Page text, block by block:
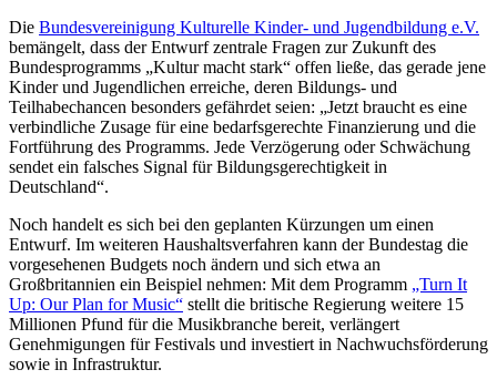
Die Bundesvereinigung Kulturelle Kinder- und Jugendbildung e.V.
bemängelt, dass der Entwurf zentrale Fragen zur Zukunft des
Bundesprogramms „Kultur macht stark“ offen ließe, das gerade jene
Kinder und Jugendlichen erreiche, deren Bildungs- und
Teilhabechancen besonders gefährdet seien: „Jetzt braucht es eine
verbindliche Zusage für eine bedarfsgerechte Finanzierung und die
Fortführung des Programms. Jede Verzögerung oder Schwächung
sendet ein falsches Signal für Bildungsgerechtigkeit in
Deutschland“.
Noch handelt es sich bei den geplanten Kürzungen um einen
Entwurf. Im weiteren Haushaltsverfahren kann der Bundestag die
vorgesehenen Budgets noch ändern und sich etwa an
Großbritannien ein Beispiel nehmen: Mit dem Programm „Turn It
Up: Our Plan for Music“ stellt die britische Regierung weitere 15
Millionen Pfund für die Musikbranche bereit, verlängert
Genehmigungen für Festivals und investiert in Nachwuchsförderung
sowie in Infrastruktur.